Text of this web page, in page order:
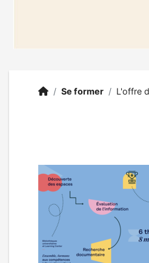
BU SHS
Accueil
/ Se former / L'offre